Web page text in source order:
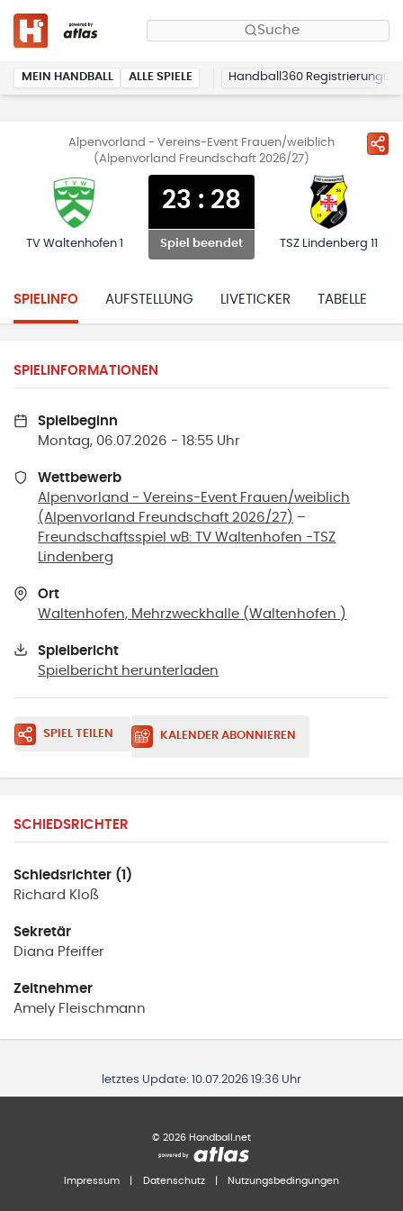
Suche
MEIN HANDBALL ALLE SPIELE Handball360 Registrierung
Alpenvorland - Vereins-Event Frauen/weiblich
(Alpenvorland Freundschaft 2026/27)
TV Waltenhofen 1
23 : 28
Spiel beendet TSZ Lindenberg 11
SPIELINFO AUFSTELLUNG LIVETICKER TABELLE
SPIELINFORMATIONEN
Spielbeginn
Montag, 06.07.2026 - 18:55 Uhr
Wettbewerb
Alpenvorland - Vereins-Event Frauen/weiblich
(Alpenvorland Freundschaft 2026/27) –
Freundschaftsspiel wB: TV Waltenhofen -TSZ
Lindenberg
Ort
Waltenhofen, Mehrzweckhalle (Waltenhofen )
Spielbericht
Spielbericht herunterladen
SPIEL TEILEN KALENDER ABONNIEREN
SCHIEDSRICHTER
Schiedsrichter (1)
Richard Kloß
Sekretär
Diana Pfeiffer
Zeitnehmer
Amely Fleischmann
letztes Update: 10.07.2026 19:36 Uhr
© 2026 Handball.net
Impressum Datenschutz Nutzungsbedingungen